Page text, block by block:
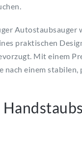
Autostaubsauger
praktischen
Mit einem
nach einem